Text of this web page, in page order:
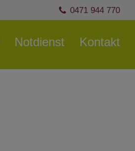
0471 944 770
Notdienst Kontakt